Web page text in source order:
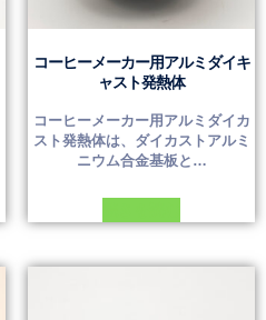
コーヒーメーカー用アルミダイキ
ャスト発熱体
コーヒーメーカー用アルミダイカ
スト発熱体は、ダイカストアルミ
ニウム合金基板と…